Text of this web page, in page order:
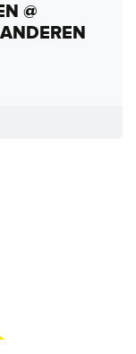
@